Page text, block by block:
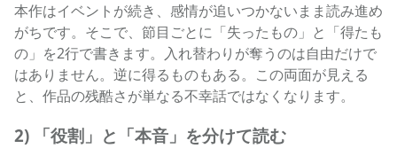
本作はイベントが続き、感情が追いつかないまま読み進め
がちです。そこで、節目ごとに「失ったもの」と「得たも
の」を2行で書きます。入れ替わりが奪うのは自由だけで
はありません。逆に得るものもある。この両面が見える
と、作品の残酷さが単なる不幸話ではなくなります。
2) 「役割」と「本音」を分けて読む